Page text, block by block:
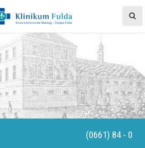
(0661) 84 - 0